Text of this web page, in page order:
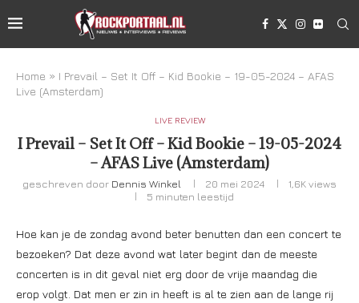
Home » I Prevail – Set It Off – Kid Bookie – 19-05-2024 – AFAS
Live (Amsterdam)
LIVE REVIEW
I Prevail – Set It Off – Kid Bookie – 19-05-2024
– AFAS Live (Amsterdam)
geschreven door Dennis Winkel 20 mei 2024 1,6K views
5 minuten leestijd
Hoe kan je de zondag avond beter benutten dan een concert te
bezoeken? Dat deze avond wat later begint dan de meeste
concerten is in dit geval niet erg door de vrije maandag die
erop volgt. Dat men er zin in heeft is al te zien aan de lange rij